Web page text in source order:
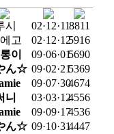
시 02·12·118811
고 02·12·125916
이 09·06·015690
ん☆ 09·02·215369
09·07·304674
니 03·03·124556
09·09·174536
ん☆ 09·10·314447